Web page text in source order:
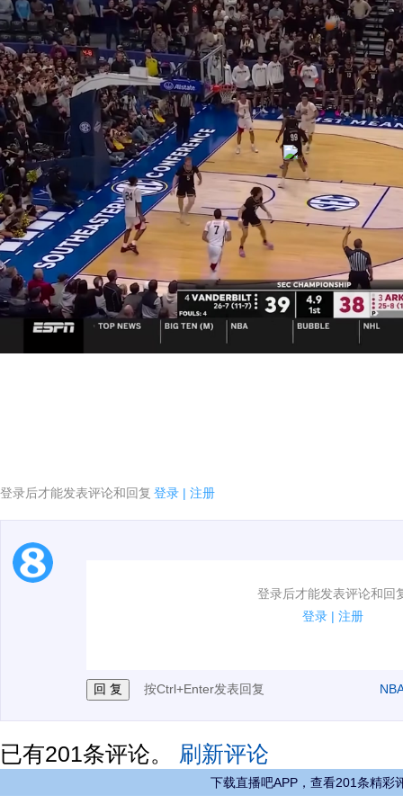
登录后才能发表评论和回复 登录 | 注册
登录后才能发表评论和回
登录 | 注册
1.电脑端新用户可以发表评论了！
按Ctrl+Enter发表回复
已有201条评论。 刷新评论
下载直播吧APP，查看201条精彩